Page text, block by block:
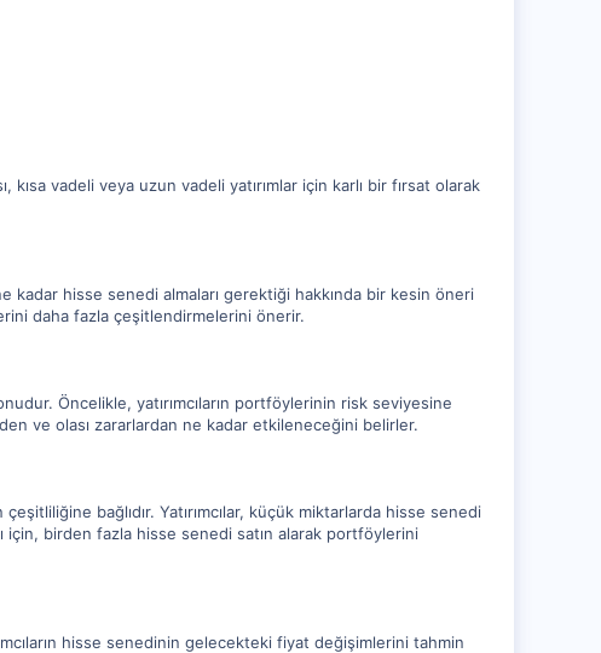
kısa vadeli veya uzun vadeli yatırımlar için karlı bir fırsat olarak
ne kadar hisse senedi almaları gerektiği hakkında bir kesin öneri
daha fazla çeşitlendirmelerini önerir.
Öncelikle, yatırımcıların portföylerinin risk seviyesine
ve olası zararlardan ne kadar etkileneceğini belirler.
bağlıdır. Yatırımcılar, küçük miktarlarda hisse senedi
için, birden fazla hisse senedi satın alarak portföylerini
hisse senedinin gelecekteki fiyat değişimlerini tahmin